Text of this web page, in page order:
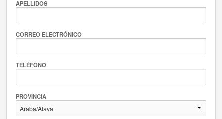
APELLIDOS
CORREO ELECTRÓNICO
TELÉFONO
PROVINCIA